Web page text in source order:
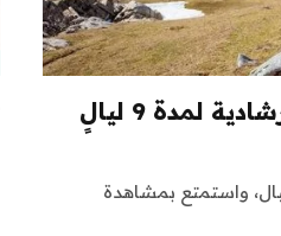
واستمتع بمشاهدة